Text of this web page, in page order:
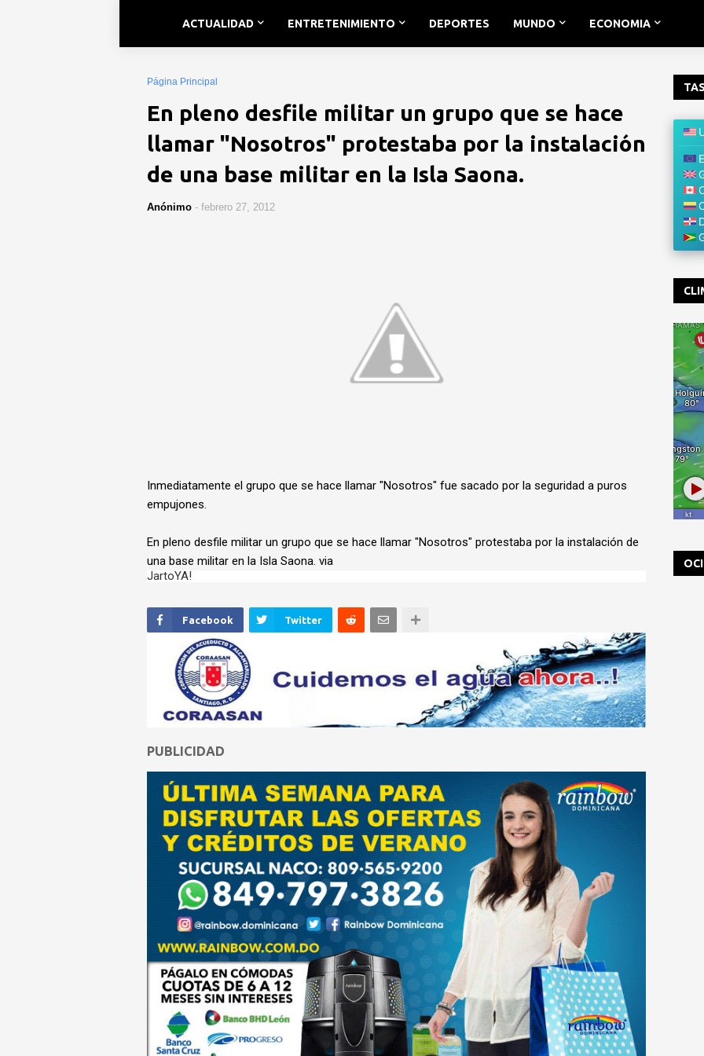
ACTUALIDAD ENTRETENIMIENTO DEPORTES MUNDO ECONOMIA
Página Principal
En pleno desfile militar un grupo que se hace
llamar "Nosotros" protestaba por la instalación
de una base militar en la Isla Saona.
Anónimo - febrero 27, 2012
Inmediatamente el grupo que se hace llamar "Nosotros" fue sacado por la seguridad a puros
empujones.
En pleno desfile militar un grupo que se hace llamar "Nosotros" protestaba por la instalación de
una base militar en la Isla Saona. via
JartoYA!
Facebook Twitter
PUBLICIDAD